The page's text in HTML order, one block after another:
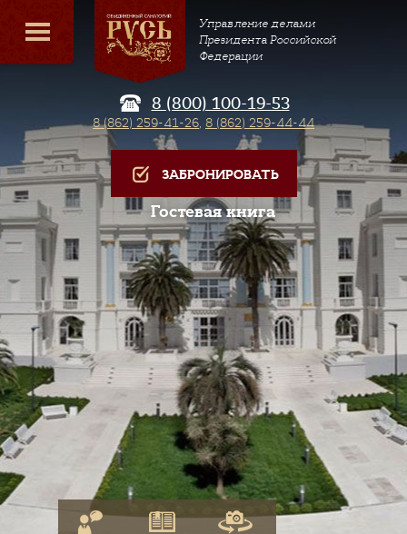
Управление делами
Президента Российской
Федерации
8 (800) 100-19-53
8 (862) 259-41-26, 8 (862) 259-44-44
ЗАБРОНИРОВАТЬ
Гостевая книга